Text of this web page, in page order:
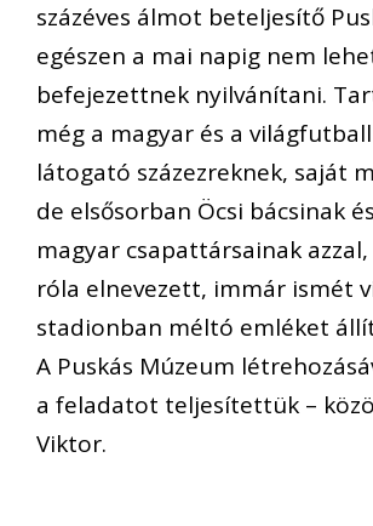
százéves álmot beteljesítő
egészen a mai napig nem
befejezettnek nyilvánítani.
még a magyar és a
látogató százezreknek, saját
de elsősorban Öcsi bácsinak
magyar csapattársainak
róla elnevezett, immár ismét
stadionban méltó emléket
A Puskás Múzeum
a feladatot teljesítettük –
Viktor.